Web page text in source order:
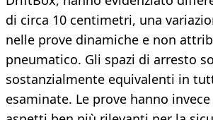
di circa 10 centimetri, una
nelle prove dinamiche e non
pneumatico. Gli spazi di arresto
sostanzialmente equivalenti in
esaminate. Le prove hanno